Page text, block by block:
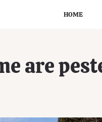
HOME
are